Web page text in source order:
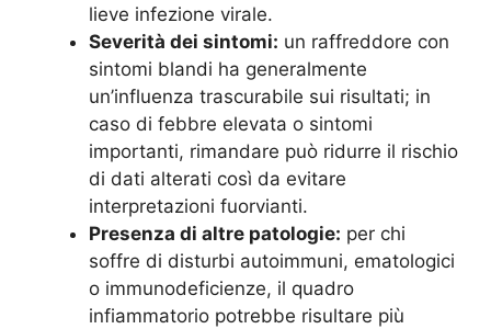
lieve infezione virale.
Severità dei sintomi: un raffreddore con
sintomi blandi ha generalmente
un’influenza trascurabile sui risultati; in
caso di febbre elevata o sintomi
importanti, rimandare può ridurre il rischio
di dati alterati così da evitare
interpretazioni fuorvianti.
Presenza di altre patologie: per chi
soffre di disturbi autoimmuni, ematologici
o immunodeficienze, il quadro
infiammatorio potrebbe risultare più